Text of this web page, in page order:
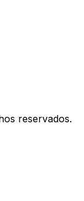
reservados.